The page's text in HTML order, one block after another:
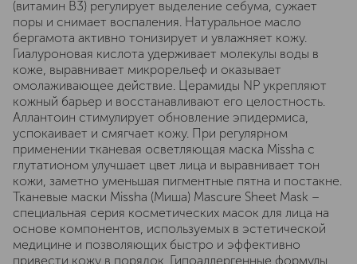
(витамин B3) регулирует выделение себума, сужает
поры и снимает воспаления. Натуральное масло
бергамота активно тонизирует и увлажняет кожу.
Гиалуроновая кислота удерживает молекулы воды в
коже, выравнивает микрорельеф и оказывает
омолаживающее действие. Церамиды NP укрепляют
кожный барьер и восстанавливают его целостность.
Аллантоин стимулирует обновление эпидермиса,
успокаивает и смягчает кожу. При регулярном
применении тканевая осветляющая маска Missha с
глутатионом улучшает цвет лица и выравнивает тон
кожи, заметно уменьшая пигментные пятна и постакне.
Тканевые маски Missha (Миша) Mascure Sheet Mask –
специальная серия косметических масок для лица на
основе компонентов, используемых в эстетической
медицине и позволяющих быстро и эффективно
привести кожу в порядок. Гипоаллергенные формулы